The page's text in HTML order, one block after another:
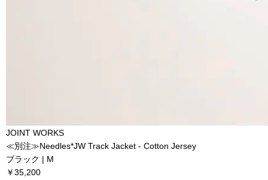
JOINT WORKS
≪別注≫Needles*JW Track Jacket - Cotton Jersey
ブラック | M
￥35,200